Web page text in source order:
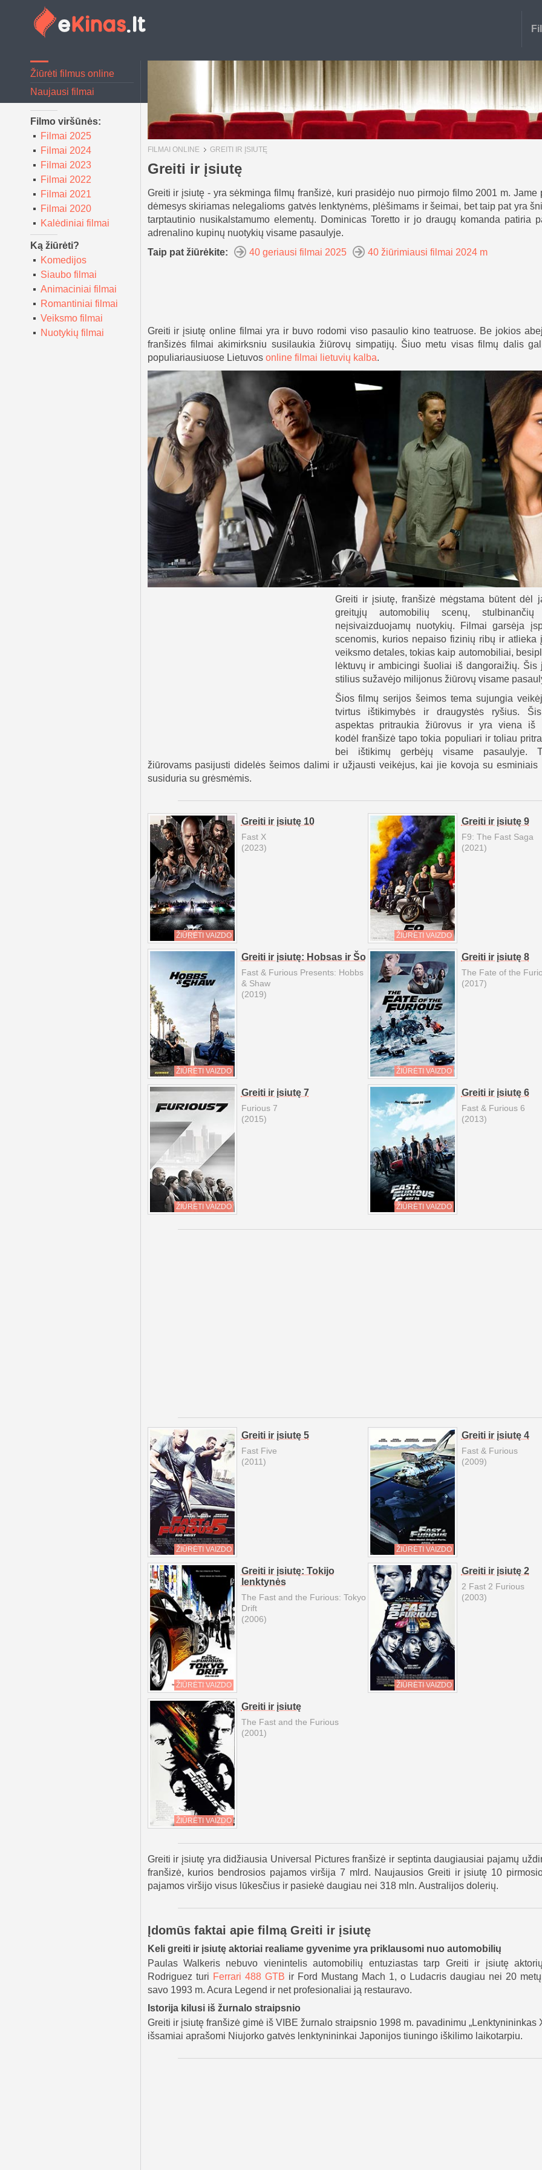
Žiūrėti filmus online
Naujausi filmai
Filmo viršūnės:
Filmai 2025
Filmai 2024
Filmai 2023
Filmai 2022
Filmai 2021
Filmai 2020
Kalėdiniai filmai
Ką žiūrėti?
Komedijos
Siaubo filmai
Animaciniai filmai
Romantiniai filmai
Veiksmo filmai
Nuotykių filmai
FILMAI ONLINE GREITI IR ĮSIUTĘ
Greiti ir įsiutę
Greiti ir įsiutę - yra sėkminga filmų franšizė, kuri prasidėjo nuo pirmojo filmo 2001 m. Jame
dėmesys skiriamas nelegalioms gatvės lenktynėms, plėšimams ir šeimai, bet taip pat yra
tarptautinio nusikalstamumo elementų. Dominicas Toretto ir jo draugų komanda patiria
adrenalino kupinų nuotykių visame pasaulyje.
Taip pat žiūrėkite:
40 geriausi filmai 2025 40 žiūrimiausi filmai 2024 m
Greiti ir įsiutę online filmai yra ir buvo rodomi viso pasaulio kino teatruose. Be jokios
franšizės filmai akimirksniu susilaukia žiūrovų simpatijų. Šiuo metu visas filmų dalis
populiariausiuose Lietuvos online filmai lietuvių kalba.
Greiti ir įsiutę, franšizė mėgstama būtent dėl
greitųjų automobilių scenų,
neįsivaizduojamų nuotykių. Filmai garsėja
scenomis, kurios nepaiso fizinių ribų ir atlieka
veiksmo detales, tokias kaip automobiliai,
lėktuvų ir ambicingi šuoliai iš dangoraižių. Šis
stilius sužavėjo milijonus žiūrovų visame
Šios filmų serijos šeimos tema sujungia
tvirtus ištikimybės ir draugystės ryšius.
aspektas pritraukia žiūrovus ir yra viena iš
kodėl franšizė tapo tokia populiari ir toliau
bei ištikimų gerbėjų visame pasaulyje.
žiūrovams pasijusti didelės šeimos dalimi ir užjausti veikėjus, kai jie kovoja su esminiais
susiduria su grėsmėmis.
ŽIŪRĖTI VAIZDO
Greiti ir įsiutę 10
Fast X
(2023)
ŽIŪRĖTI VAIZDO
Greiti ir įsiutę 9
F9: The Fast Saga
(2021)
ŽIŪRĖTI VAIZDO
Greiti ir įsiutę: Hobsas ir Šo
Fast & Furious Presents: Hobbs
& Shaw
(2019)
ŽIŪRĖTI VAIZDO
Greiti ir įsiutę 8
The Fate of the
(2017)
ŽIŪRĖTI VAIZDO
Greiti ir įsiutę 7
Furious 7
(2015)
ŽIŪRĖTI VAIZDO
Greiti ir įsiutę 6
Fast & Furious 6
(2013)
ŽIŪRĖTI VAIZDO
Greiti ir įsiutę 5
Fast Five
(2011)
ŽIŪRĖTI VAIZDO
Greiti ir įsiutę 4
Fast & Furious
(2009)
ŽIŪRĖTI VAIZDO
Greiti ir įsiutę: Tokijo
lenktynės
The Fast and the Furious: Tokyo
Drift
(2006)
ŽIŪRĖTI VAIZDO
Greiti ir įsiutę 2
2 Fast 2 Furious
(2003)
ŽIŪRĖTI VAIZDO
Greiti ir įsiutę
The Fast and the Furious
(2001)
Greiti ir įsiutę yra didžiausia Universal Pictures franšizė ir septinta daugiausiai pajamų
franšizė, kurios bendrosios pajamos viršija 7 mlrd. Naujausios Greiti ir įsiutę 10
pajamos viršijo visus lūkesčius ir pasiekė daugiau nei 318 mln. Australijos dolerių.
Įdomūs faktai apie filmą Greiti ir įsiutę
Keli greiti ir įsiutę aktoriai realiame gyvenime yra priklausomi nuo automobilių
Paulas Walkeris nebuvo vienintelis automobilių entuziastas tarp Greiti ir įsiutę
Rodriguez turi Ferrari 488 GTB ir Ford Mustang Mach 1, o Ludacris daugiau nei 20
savo 1993 m. Acura Legend ir net profesionaliai ją restauravo.
Istorija kilusi iš žurnalo straipsnio
Greiti ir įsiutę franšizė gimė iš VIBE žurnalo straipsnio 1998 m. pavadinimu „Lenktynininkas
išsamiai aprašomi Niujorko gatvės lenktynininkai Japonijos tiuningo iškilimo laikotarpiu.